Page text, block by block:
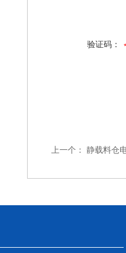
验证码：
上一个： 静载料仓